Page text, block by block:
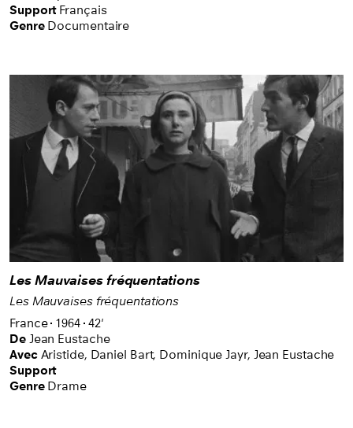
permettent au public de voir ou revoir des films du
patrimoine – la plupart en version restaurée – et des
de cinéma en Suisse romande.
Support Français
Genre Documentaire
Les Mauvaises fréquentations
Les Mauvaises fréquentations
France 1964 42'
De Jean Eustache
Avec Aristide, Daniel Bart, Dominique Jayr, Jean Eustache
Support
Genre Drame